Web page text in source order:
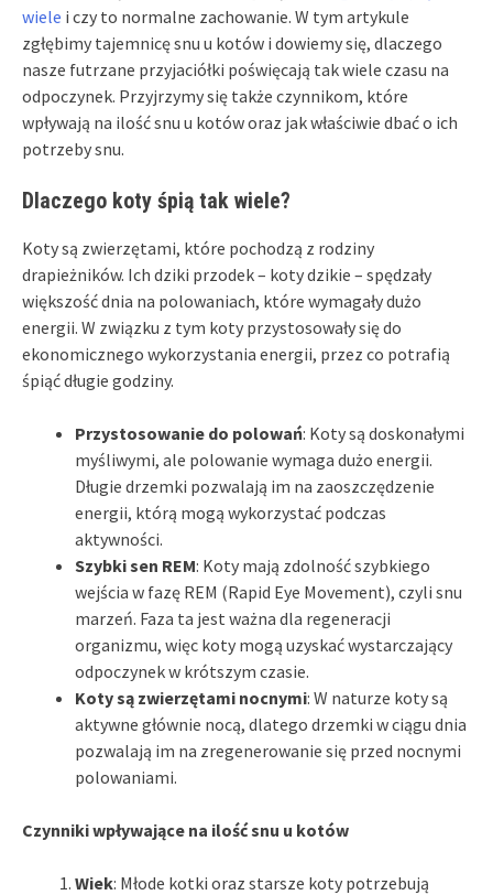
wiele i czy to normalne zachowanie. W tym artykule
zgłębimy tajemnicę snu u kotów i dowiemy się, dlaczego
nasze futrzane przyjaciółki poświęcają tak wiele czasu na
odpoczynek. Przyjrzymy się także czynnikom, które
wpływają na ilość snu u kotów oraz jak właściwie dbać o ich
potrzeby snu.
Dlaczego koty śpią tak wiele?
Koty są zwierzętami, które pochodzą z rodziny
drapieżników. Ich dziki przodek – koty dzikie – spędzały
większość dnia na polowaniach, które wymagały dużo
energii. W związku z tym koty przystosowały się do
ekonomicznego wykorzystania energii, przez co potrafią
śpiąć długie godziny.
Przystosowanie do polowań: Koty są doskonałymi
myśliwymi, ale polowanie wymaga dużo energii.
Długie drzemki pozwalają im na zaoszczędzenie
energii, którą mogą wykorzystać podczas
aktywności.
Szybki sen REM: Koty mają zdolność szybkiego
wejścia w fazę REM (Rapid Eye Movement), czyli snu
marzeń. Faza ta jest ważna dla regeneracji
organizmu, więc koty mogą uzyskać wystarczający
odpoczynek w krótszym czasie.
Koty są zwierzętami nocnymi: W naturze koty są
aktywne głównie nocą, dlatego drzemki w ciągu dnia
pozwalają im na zregenerowanie się przed nocnymi
polowaniami.
Czynniki wpływające na ilość snu u kotów
Wiek: Młode kotki oraz starsze koty potrzebują